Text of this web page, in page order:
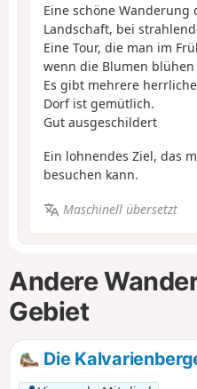
Eine schöne
Landschaft, bei
Eine Tour, die man im
wenn die Blumen
Es gibt mehrere
Dorf ist gemütlich.
Gut ausgeschildert
Ein lohnendes Ziel, das
besuchen kann.
Maschinell übersetzt
Andere
Gebiet
Die